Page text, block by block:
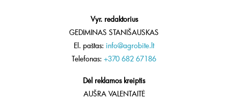
Vyr. redaktorius
GEDIMINAS STANIŠAUSKAS
El. paštas: info@agrobite.lt
Telefonas: +370 682 67186
Dėl reklamos kreiptis
AUŠRA VALENTAITĖ